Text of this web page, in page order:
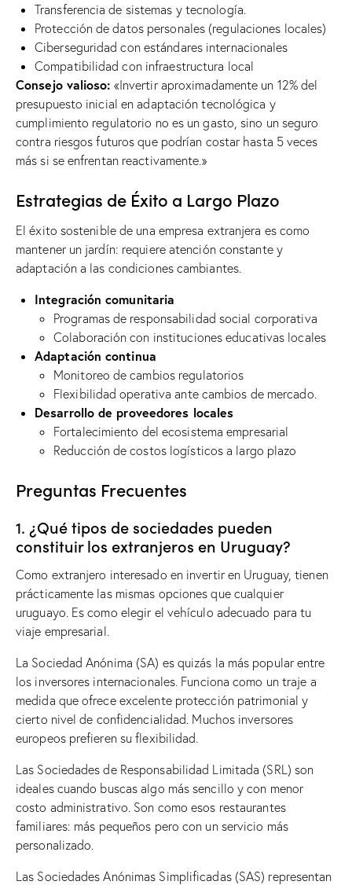
Transferencia de sistemas y tecnología.
Protección de datos personales (regulaciones locales)
Ciberseguridad con estándares internacionales
Compatibilidad con infraestructura local
Consejo valioso: «Invertir aproximadamente un 12% del
presupuesto inicial en adaptación tecnológica y
cumplimiento regulatorio no es un gasto, sino un seguro
contra riesgos futuros que podrían costar hasta 5 veces
más si se enfrentan reactivamente.»
Estrategias de Éxito a Largo Plazo
El éxito sostenible de una empresa extranjera es como
mantener un jardín: requiere atención constante y
adaptación a las condiciones cambiantes.
Integración comunitaria
Programas de responsabilidad social corporativa
Colaboración con instituciones educativas locales
Adaptación continua
Monitoreo de cambios regulatorios
Flexibilidad operativa ante cambios de mercado.
Desarrollo de proveedores locales
Fortalecimiento del ecosistema empresarial
Reducción de costos logísticos a largo plazo
Preguntas Frecuentes
1. ¿Qué tipos de sociedades pueden
constituir los extranjeros en Uruguay?
Como extranjero interesado en invertir en Uruguay, tienen
prácticamente las mismas opciones que cualquier
uruguayo. Es como elegir el vehículo adecuado para tu
viaje empresarial.
La Sociedad Anónima (SA) es quizás la más popular entre
los inversores internacionales. Funciona como un traje a
medida que ofrece excelente protección patrimonial y
cierto nivel de confidencialidad. Muchos inversores
europeos prefieren su flexibilidad.
Las Sociedades de Responsabilidad Limitada (SRL) son
ideales cuando buscas algo más sencillo y con menor
costo administrativo. Son como esos restaurantes
familiares: más pequeños pero con un servicio más
personalizado.
Las Sociedades Anónimas Simplificadas (SAS) representan